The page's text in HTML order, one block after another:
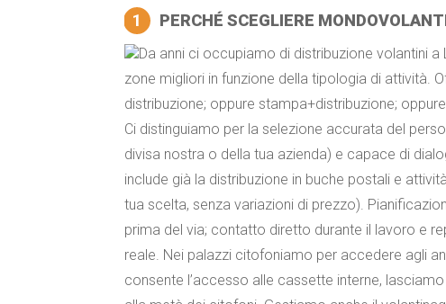
1 PERCHÉ SCEGLIERE
Da anni ci occupiamo di distribuzione volantini
zone migliori in funzione della tipologia di attività.
distribuzione; oppure stampa+distribuzione;
Ci distinguiamo per la selezione accurata del
divisa nostra o della tua azienda) e capace di
include già la distribuzione in buche postali e
tua scelta, senza variazioni di prezzo).
prima del via; contatto diretto durante il lavoro e
reale. Nei palazzi citofoniamo per accedere agli
consente l’accesso alle cassette interne,